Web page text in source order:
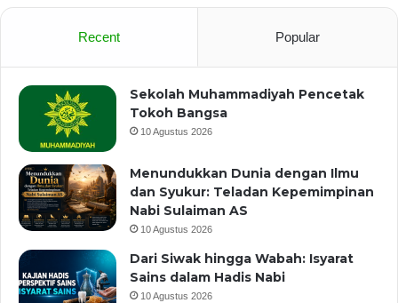
Recent Popular
Sekolah Muhammadiyah Pencetak
Tokoh Bangsa
10 Agustus 2026
Menundukkan Dunia dengan Ilmu
dan Syukur: Teladan Kepemimpinan
Nabi Sulaiman AS
10 Agustus 2026
Dari Siwak hingga Wabah: Isyarat
Sains dalam Hadis Nabi
10 Agustus 2026